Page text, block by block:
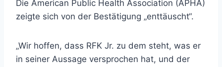
Die American Public Health Association (APHA)
zeigte sich von der Bestätigung „enttäuscht“.
„Wir hoffen, dass RFK Jr. zu dem steht, was er
in seiner Aussage versprochen hat, und der